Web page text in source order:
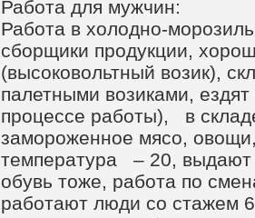
Работа для мужчин:
Работа в холодно-
сборщики продукции,
(высоковольтный возик),
палетными возиками,
процессе работы), в
замороженное мясо,
температура – 20, выдают
обувь тоже, работа по
работают люди со стажем